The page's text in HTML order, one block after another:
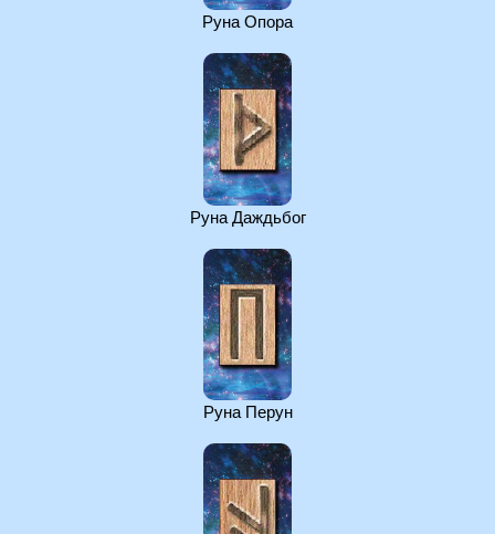
Руна Опора
Руна Даждьбог
Руна Перун